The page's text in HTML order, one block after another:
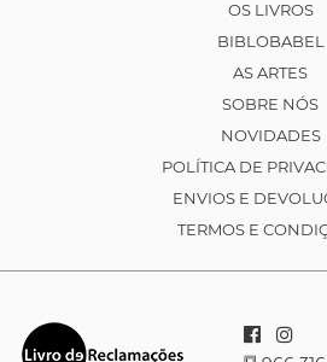
OS LIVROS
BIBLOBABEL
AS ARTES
SOBRE NÓS
NOVIDADES
POLÍTICA DE
ENVIOS E
TERMOS E